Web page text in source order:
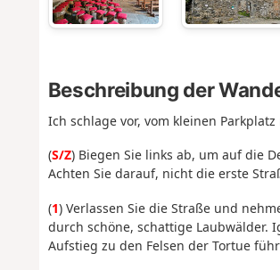
Beschreibung der
Ich schlage vor, vom kleinen
(S/Z) Biegen Sie links ab, um auf die
Achten Sie darauf, nicht die erste
(1) Verlassen Sie die Straße und
durch schöne, schattige Laubwälder.
Aufstieg zu den Felsen der Tortue